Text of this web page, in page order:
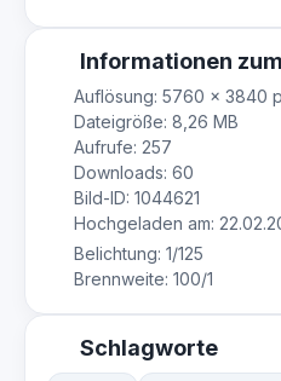
Informationen
Auflösung: 5760 × 3840
Dateigröße: 8,26 MB
Aufrufe: 257
Downloads: 60
Bild-ID: 1044621
Hochgeladen am:
Belichtung: 1/125
Brennweite: 100/1
Schlagworte